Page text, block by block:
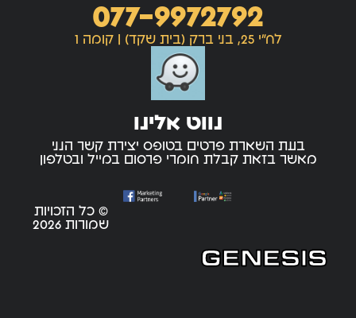
077-9972792
לח"י 25, בני ברק (בית שקד) | קומה 1
נווט אלינו
בעת השארת פרטים בטופס יצירת קשר הנני
מאשר בזאת קבלת חומרי פרסום במייל ובטלפון
© כל הזכויות
שמורות 2026